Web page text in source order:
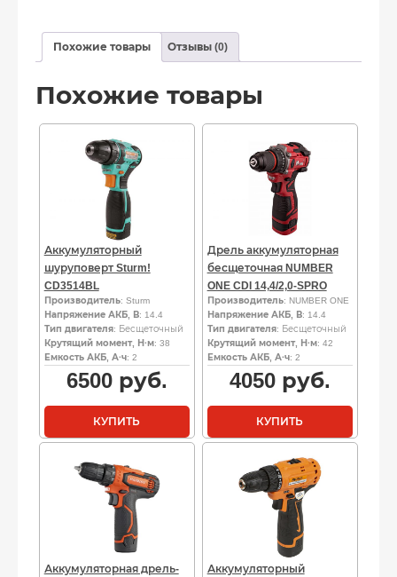
Похожие товары Отзывы (0)
Похожие товары
Аккумуляторный
шуруповерт Sturm!
CD3514BL
Производитель: Sturm
Напряжение АКБ, В: 14.4
Тип двигателя: Бесщеточный
Крутящий момент, Н·м: 38
Емкость АКБ, А·ч: 2
6500руб.
КУПИТЬ
Дрель аккумуляторная
бесщеточная NUMBER
ONE CDI 14,4/2,0-SPRO
Производитель: NUMBER ONE
Напряжение АКБ, В: 14.4
Тип двигателя: Бесщеточный
Крутящий момент, Н·м: 42
Емкость АКБ, А·ч: 2
4050руб.
КУПИТЬ
Аккумуляторная дрель-
Аккумуляторный